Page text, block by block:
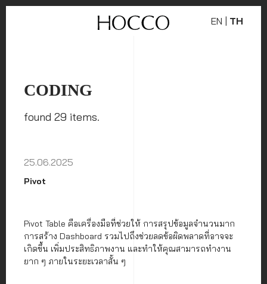
EN TH
CODING
found 29 items.
25.06.2025
Pivot
Pivot Table คือเครื่องมือที่ช่วยให้ การสรุปข้อมูลจำนวนมาก
การสร้าง Dashboard รวมไปถึงช่วยลดข้อผิดพลาดที่อาจจะ
เกิดขึ้น เพิ่มประสิทธิภาพงาน และทำให้คุณสามารถทำงาน
ยาก ๆ ภายในระยะเวลาสั้น ๆ